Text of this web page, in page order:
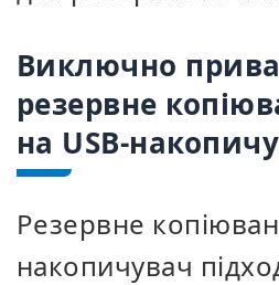
Виключно
резервне
на USB-
Резервне
накопичувач